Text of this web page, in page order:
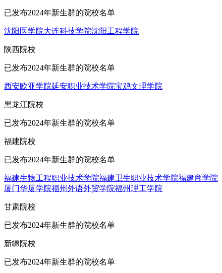
已发布2024年新生群的院校名单
沈阳医学院大连科技学院沈阳工程学院
陕西院校
已发布2024年新生群的院校名单
西安欧亚学院延安职业技术学院宝鸡文理学院
黑龙江院校
已发布2024年新生群的院校名单
福建院校
已发布2024年新生群的院校名单
福建生物工程职业技术学院福建卫生职业技术学院福建商学院
厦门华厦学院福州外语外贸学院福州理工学院
甘肃院校
已发布2024年新生群的院校名单
新疆院校
已发布2024年新生群的院校名单